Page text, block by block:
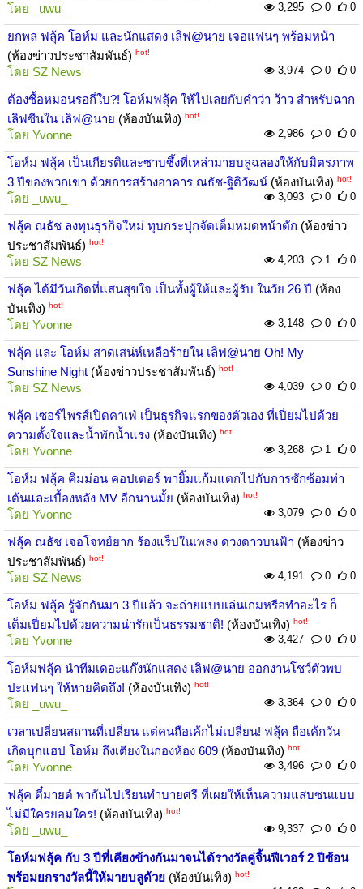
โดย _uwu_ 3,295 0 0
ยกพล ฟลุ้ค โอห์ม และนักแสดง เลิฟ@นาย เจอแฟนๆ พร้อมหน้า
(ห้องข่าวประชาสัมพันธ์) hot!
โดย SZ News 3,974 0 0
ต้องซื้อหมอนรอกี่ใบ?! โอห์มฟลุ้ค ให้ไปเลยกับคำว่า ว้าว สำหรับฉาก
เลิฟซีนใน เลิฟ@นาย (ห้องบันเทิง) hot!
โดย Yvonne 2,986 0 0
โอห์ม ฟลุ้ค เป็นเกียรติและซาบซึ้งที่เหล่ามายบลูฉลองให้กับมิตรภาพ
3 ปีของพวกเขา ด้วยการสร้างอาคาร ณธัช-ฐิติวัฒน์ (ห้องบันเทิง) hot!
โดย _uwu_ 3,093 0 0
ฟลุ้ค ณธัช ลงทุนธุรกิจใหม่ ทุบกระปุกจัดเต็มหมดหน้าตัก (ห้องข่าว
ประชาสัมพันธ์) hot!
โดย SZ News 4,203 1 0
ฟลุ้ค ได้มีวันเกิดที่แสนสุขใจ เป็นทั้งผู้ให้และผู้รับ ในวัย 26 ปี (ห้อง
บันเทิง) hot!
โดย Yvonne 3,148 0 0
ฟลุ้ค และ โอห์ม สาดเสน่ห์เหลือร้ายใน เลิฟ@นาย Oh! My
Sunshine Night (ห้องข่าวประชาสัมพันธ์) hot!
โดย SZ News 4,039 0 0
ฟลุ้ค เซอร์ไพรส์เปิดคาเฟ่ เป็นธุรกิจแรกของตัวเอง ที่เปี่ยมไปด้วย
ความตั้งใจและน้ำพักน้ำแรง (ห้องบันเทิง) hot!
โดย Yvonne 3,268 1 0
โอห์ม ฟลุ้ค คิมม่อน คอปเตอร์ พายิ้มแก้มแตกไปกับการซักซ้อมท่า
เต้นและเบื้องหลัง MV อีกนานมั้ย (ห้องบันเทิง) hot!
โดย Yvonne 3,079 0 0
ฟลุ้ค ณธัช เจอโจทย์ยาก ร้องแร็ปในเพลง ดวงดาวบนฟ้า (ห้องข่าว
ประชาสัมพันธ์) hot!
โดย SZ News 4,191 0 0
โอห์ม ฟลุ้ค รู้จักกันมา 3 ปีแล้ว จะถ่ายแบบเล่นเกมหรือทำอะไร ก็
เต็มเปี่ยมไปด้วยความน่ารักเป็นธรรมชาติ! (ห้องบันเทิง) hot!
โดย Yvonne 3,427 0 0
โอห์มฟลุ้ค นำทีมเดอะแก๊งนักแสดง เลิฟ@นาย ออกงานโชว์ตัวพบ
ปะแฟนๆ ให้หายคิดถึง! (ห้องบันเทิง) hot!
โดย _uwu_ 3,364 0 0
เวลาเปลี่ยนสถานที่เปลี่ยน แต่คนถือเค้กไม่เปลี่ยน! ฟลุ้ค ถือเค้กวัน
เกิดบุกแฮป โอห์ม ถึงเตียงในกองห้อง 609 (ห้องบันเทิง) hot!
โดย Yvonne 3,496 0 0
ฟลุ้ค ตี๋มายด์ พากันไปเรียนทำบายศรี ที่เผยให้เห็นความแสบซนแบบ
ไม่มีใครยอมใคร! (ห้องบันเทิง) hot!
โดย _uwu_ 9,337 0 0
โอห์มฟลุ้ค กับ 3 ปีที่เคียงข้างกันมาจนได้รางวัลคู่จิ้นฟีเวอร์ 2 ปีซ้อน
พร้อมยกรางวัลนี้ให้มายบลูด้วย (ห้องบันเทิง) hot!